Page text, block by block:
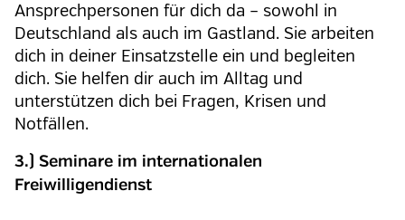
Ansprechpersonen für dich da – sowohl in
Deutschland als auch im Gastland. Sie arbeiten
dich in deiner Einsatzstelle ein und begleiten
dich. Sie helfen dir auch im Alltag und
unterstützen dich bei Fragen, Krisen und
Notfällen.
3.) Seminare im internationalen
Freiwilligendienst